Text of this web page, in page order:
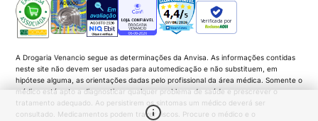
Verificada por
A Drogaria Venancio segue as determinações da Anvisa. As informações contidas
neste site não devem ser usadas para automedicação e não substituem, em
hipótese alguma, as orientações dadas pelo profissional da área médica. Somente o
médico está apto a diagnosticar qualquer problema de saúde e prescrever o
tratamento adequado. Ao persistirem os sintomas um médico deverá ser
consultado. Medicamentos podem trazer riscos. Procure o médico e o